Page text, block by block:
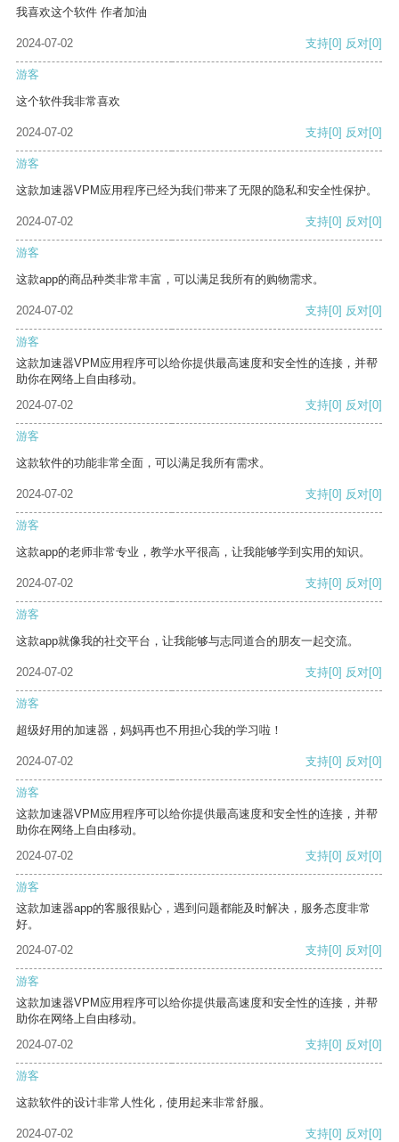
我喜欢这个软件 作者加油
2024-07-02 支持[0] 反对[0]
游客
这个软件我非常喜欢
2024-07-02 支持[0] 反对[0]
游客
这款加速器VPM应用程序已经为我们带来了无限的隐私和安全性保护。
2024-07-02 支持[0] 反对[0]
游客
这款app的商品种类非常丰富，可以满足我所有的购物需求。
2024-07-02 支持[0] 反对[0]
游客
这款加速器VPM应用程序可以给你提供最高速度和安全性的连接，并帮
助你在网络上自由移动。
2024-07-02
支持[0] 反对[0]
游客
这款软件的功能非常全面，可以满足我所有需求。
2024-07-02 支持[0] 反对[0]
游客
这款app的老师非常专业，教学水平很高，让我能够学到实用的知识。
2024-07-02 支持[0] 反对[0]
游客
这款app就像我的社交平台，让我能够与志同道合的朋友一起交流。
2024-07-02 支持[0] 反对[0]
游客
超级好用的加速器，妈妈再也不用担心我的学习啦！
2024-07-02 支持[0] 反对[0]
游客
这款加速器VPM应用程序可以给你提供最高速度和安全性的连接，并帮
助你在网络上自由移动。
2024-07-02
支持[0] 反对[0]
游客
这款加速器app的客服很贴心，遇到问题都能及时解决，服务态度非常
好。
2024-07-02
支持[0] 反对[0]
游客
这款加速器VPM应用程序可以给你提供最高速度和安全性的连接，并帮
助你在网络上自由移动。
2024-07-02
支持[0] 反对[0]
游客
这款软件的设计非常人性化，使用起来非常舒服。
2024-07-02 支持[0] 反对[0]